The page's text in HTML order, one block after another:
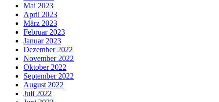
Mai 2023
April 2023
März 2023
Februar 2023
Januar 2023
Dezember 2022
November 2022
Oktober 2022
September 2022
August 2022
Juli 2022